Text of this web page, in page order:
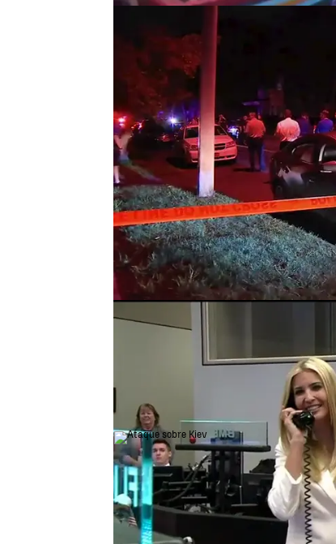
Al menos cinco heridos, entre ellos una
entre
Amnistía Internacional
Amnistía Internacional
Venezuela que aumenta
régimen de Nicolás
situación de
el el 55 % de los 21.752
Ivanka Trump revela
Ivanka, la hija de Donald
siempre era haber sido
actuales ocupantes de la
mantenido una
Houston, en Texas.
Ivanka Trump visita la NASA y
Ucrania condena el
dejado 17 muertos
"safaris humanos" a
Venezuela Tanzania